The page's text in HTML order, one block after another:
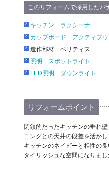
このリフォームで採用したパ
キッチン ラクシーナ
カップボード アクティブウ
造作部材 ベリティス
照明 スポットライト
LED照明 ダウンライト
リフォームポイント
閉鎖的だったキッチンの垂れ
ニングとの天井の段差を活か
キッチンのネイビーと相性の
タイリッシュな空間になりまし